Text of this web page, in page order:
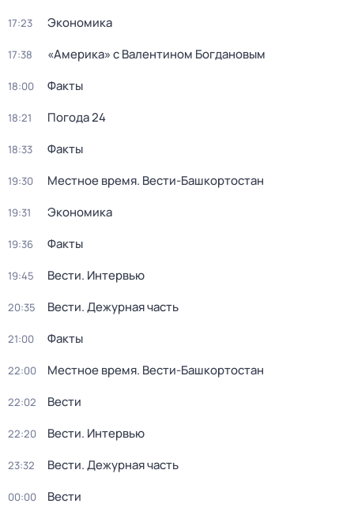
17:23 Экономика
17:38 «Америка» с Валентином Богдановым
18:00 Факты
18:21 Погода 24
18:33 Факты
19:30 Местное время. Вести-Башкортостан
19:31 Экономика
19:36 Факты
19:45 Вести. Интервью
20:35 Вести. Дежурная часть
21:00 Факты
22:00 Местное время. Вести-Башкортостан
22:02 Вести
22:20 Вести. Интервью
23:32 Вести. Дежурная часть
00:00 Вести